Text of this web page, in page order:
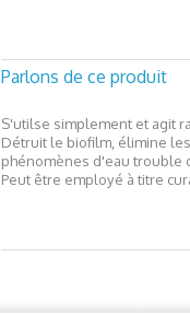
Parlons de ce produit
S'utilse simplement et agit
Détruit le biofilm, élimine
phénomènes d'eau trouble
Peut être employé à titre